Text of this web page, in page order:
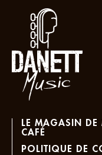
LE MAGASIN DE
CAFÉ
POLITIQUE DE